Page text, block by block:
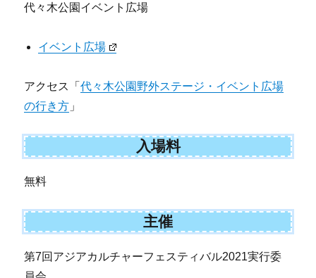
代々木公園イベント広場
イベント広場
アクセス「代々木公園野外ステージ・イベント広場
の行き方 」
入場料
無料
主催
第7回アジアカルチャーフェスティバル2021実行委